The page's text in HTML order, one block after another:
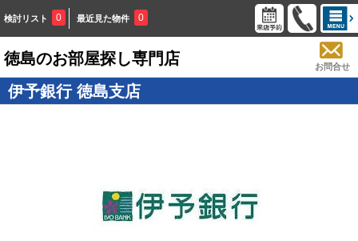
検討リスト 0 最近見た物件 0
徳島のお部屋探し専門店 お問合せ
伊予銀行 徳島支店